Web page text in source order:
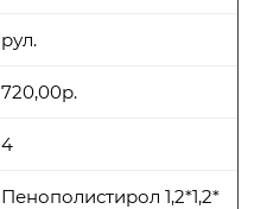
рул.
720,00р.
4
Пенополистирол 1,2*1,2*